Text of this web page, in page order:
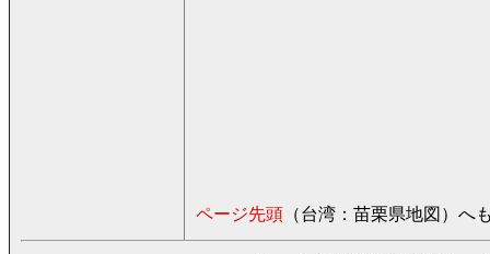
ページ先頭 （台湾：苗栗県地図）へ